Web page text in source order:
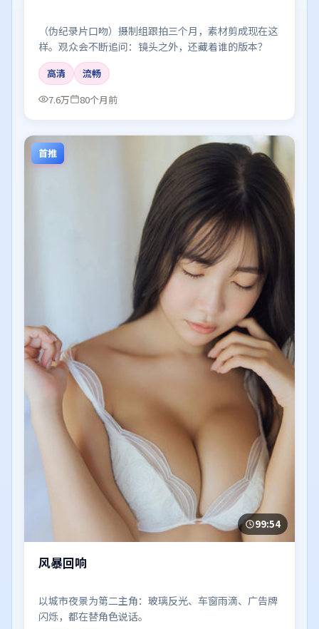
（伪纪录片口吻）摄制组跟拍三个月，素材剪成现在这
样。观众会不断追问：镜头之外，还藏着谁的版本？
高清
流畅
7.6万
80个月前
首推
99:54
风暴回响
以城市夜景为第二主角：玻璃反光、车窗雨滴、广告牌
闪烁，都在替角色说话。